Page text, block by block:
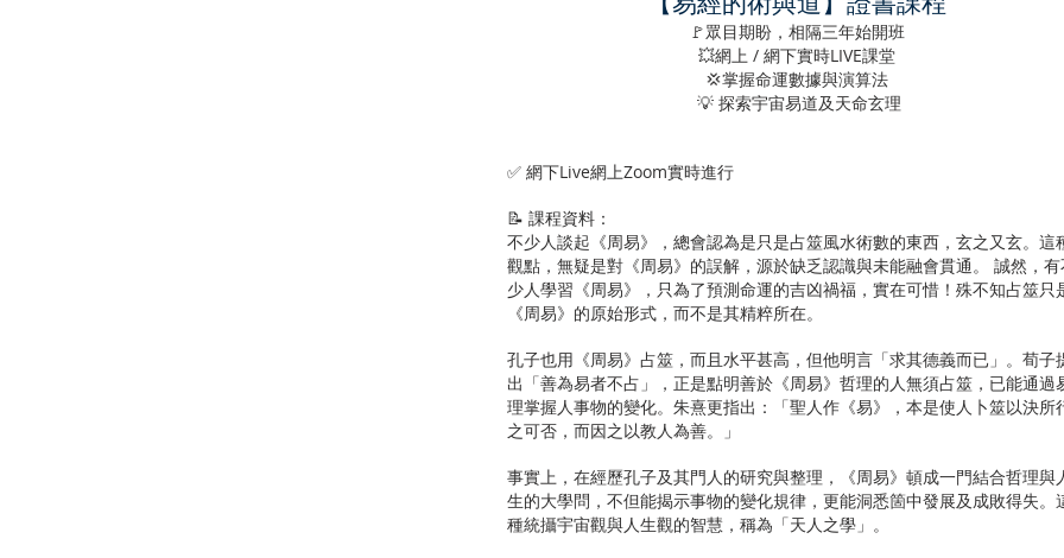
🚩眾目期盼，相隔三年始開班
💥網上 / 網下實時LIVE課堂
💢掌握命運數據與演算法
💡 探索宇宙易道及天命玄理
✅ 網下Live網上Zoom實時進行
📝 課程資料：
不少人談起《周易》，總會認為是只是占筮風水術數的東西，玄之又玄。這
觀點，無疑是對《周易》的誤解，源於缺乏認識與未能融會貫通。 誠然，有
少人學習《周易》，只為了預測命運的吉凶禍福，實在可惜！殊不知占筮只
《周易》的原始形式，而不是其精粹所在。
孔子也用《周易》占筮，而且水平甚高，但他明言「求其德義而已」。荀子
出「善為易者不占」，正是點明善於《周易》哲理的人無須占筮，已能通過
理掌握人事物的變化。朱熹更指出：「聖人作《易》，本是使人卜筮以決所
之可否，而因之以教人為善。」
事實上，在經歷孔子及其門人的研究與整理，《周易》頓成一門結合哲理與
生的大學問，不但能揭示事物的變化規律，更能洞悉箇中發展及成敗得失。
種統攝宇宙觀與人生觀的智慧，稱為「天人之學」。